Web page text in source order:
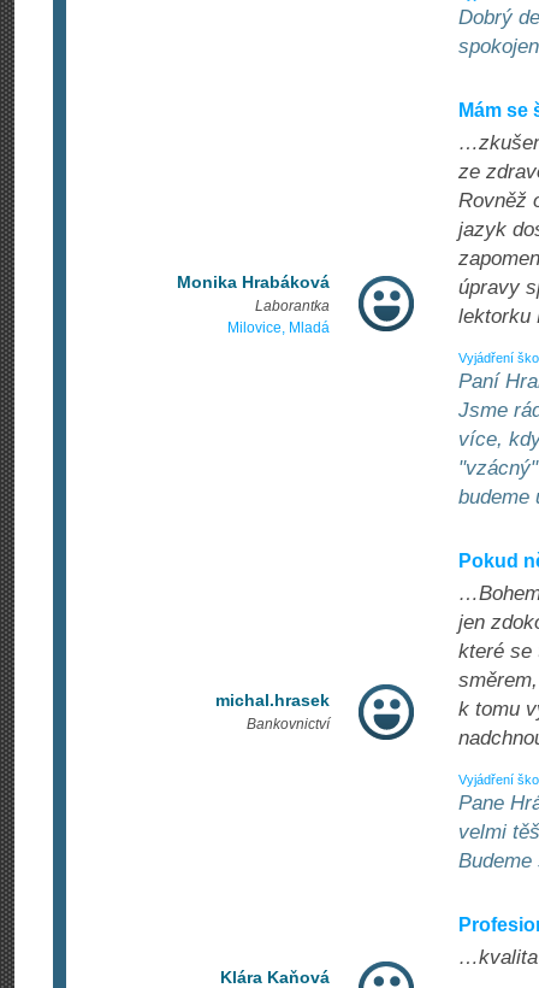
Dobrý
Monika Hrabáková
Laborantka
Milovice, Mladá
Mám
ze
Rovněž
jazyk
úpravy
lektorku
Vyjádření
Paní
Jsme
více,
budeme
michal.hrasek
Bankovnictví
Pokud
jen
které se
k tomu
Vyjádření
Pane
velmi
Klára Kaňová
…kvalita